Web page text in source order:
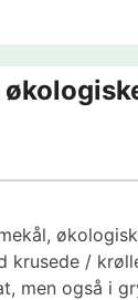
krusede /
men også i